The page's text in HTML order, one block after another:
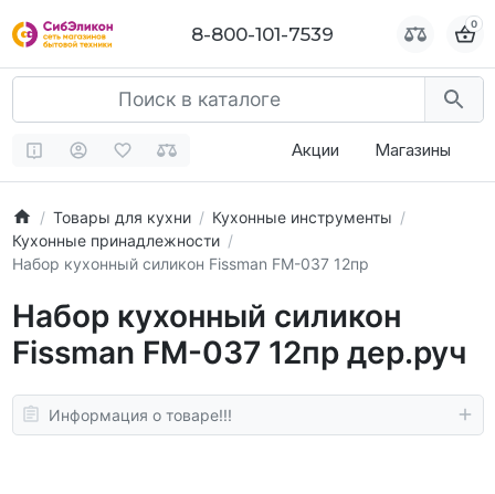
8-800-101-7539 0
Акции Магазины
Товары для кухни
Кухонные инструменты
Кухонные принадлежности
Набор кухонный силикон Fissman FM-037 12пр
Набор кухонный силикон
Fissman FM-037 12пр дер.руч
Информация о товаре!!!
8-800-101-7539 0